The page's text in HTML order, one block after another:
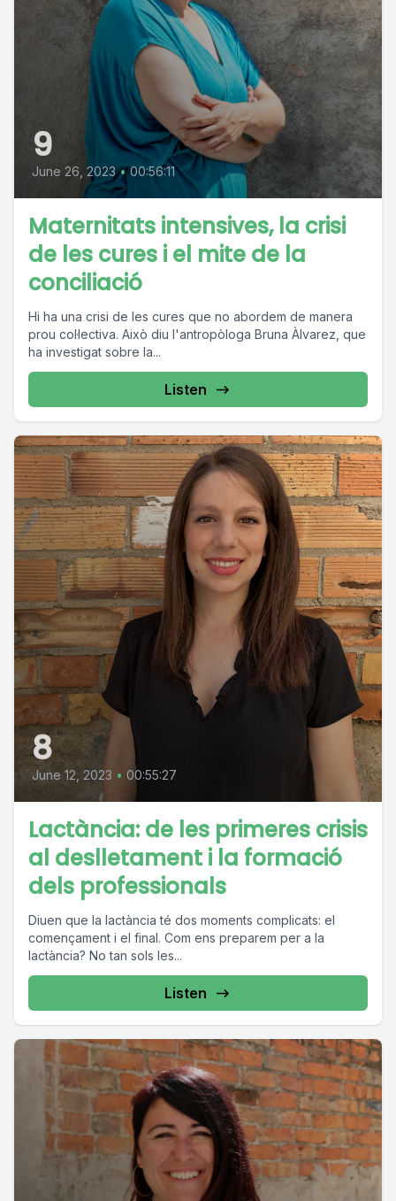
9
June 26, 2023 • 00:56:11
Maternitats intensives, la crisi
de les cures i el mite de la
conciliació
Hi ha una crisi de les cures que no abordem de manera
prou col·lectiva. Això diu l'antropòloga Bruna Àlvarez, que
ha investigat sobre la...
Listen
8
June 12, 2023 • 00:55:27
Lactància: de les primeres crisis
al deslletament i la formació
dels professionals
Diuen que la lactància té dos moments complicats: el
començament i el final. Com ens preparem per a la
lactància? No tan sols les...
Listen